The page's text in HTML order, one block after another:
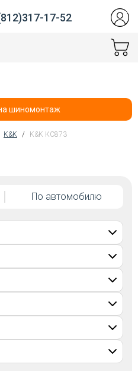
17-52
шиномонтаж
K&K / K&K КС873
По автомобилю